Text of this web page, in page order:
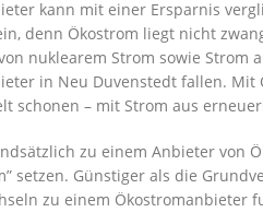
kann mit einer Ersparnis
denn Ökostrom liegt nicht
nuklearem Strom sowie
in Neu Duvenstedt fallen.
schonen – mit Strom aus
zu einem Anbieter von
setzen. Günstiger als die
zu einem